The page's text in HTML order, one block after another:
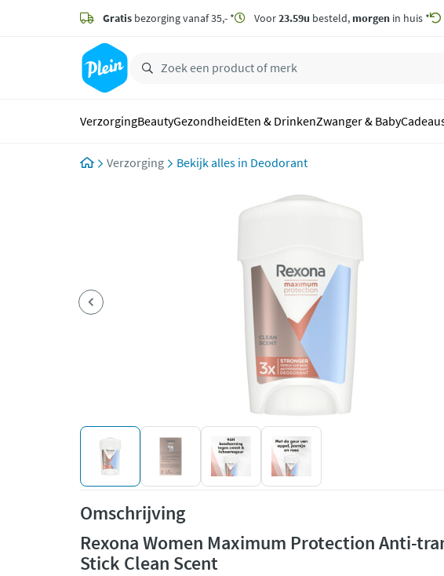
zoeken
hoofdinhoud
Gratis bezorging vanaf 35,- * Voor23.59u besteld, morgen in huis *
VerzorgingBeautyGezondheidEten & DrinkenZwanger & Baby
Verzorging Deodorant
Omschrijving
Rexona Women Maximum Protection Anti-
Stick Clean Scent